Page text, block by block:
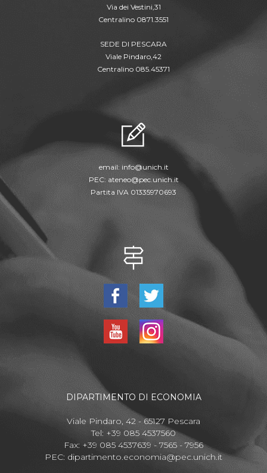
Via dei Vestini,31
Centralino 0871.3551
SEDE DI PESCARA
Viale Pindaro,42
Centralino 085.45371
email: info@unich.it
PEC: ateneo@pec.unich.it
Partita IVA 01335970693
DIPARTIMENTO DI ECONOMIA
Viale Pindaro, 42 - 65127 Pescara
Tel: +39 085 4537560
Fax: +39 085 4537639 - 7565 - 7956
PEC: dipartimento.economia@pec.unich.it